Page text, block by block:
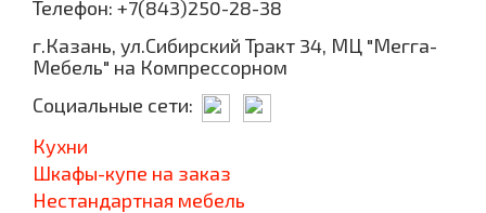
Телефон: +7(843)250-28-38
г.Казань, ул.Сибирский Тракт 34, МЦ "Мегга-
Мебель" на Компрессорном
Социальные сети:
Кухни
Шкафы-купе на заказ
Нестандартная мебель